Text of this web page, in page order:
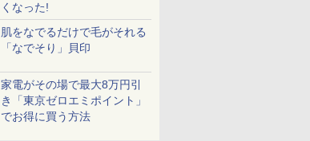
くなった!
肌をなでるだけで毛がそれる
「なでそり」貝印
家電がその場で最大8万円引
き「東京ゼロエミポイント」
でお得に買う方法